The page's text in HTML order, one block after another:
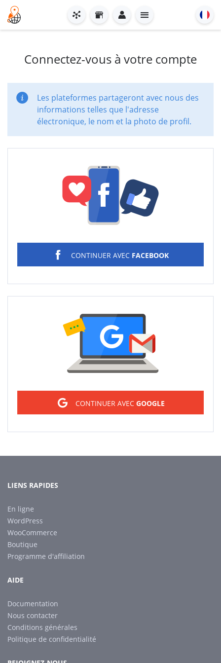
Connectez-vous à votre compte
Les plateformes partageront avec nous des
informations telles que l'adresse
électronique, le nom et la photo de profil.
CONTINUER AVEC FACEBOOK
CONTINUER AVEC GOOGLE
LIENS RAPIDES
En ligne
WordPress
WooCommerce
Boutique
Programme d'affiliation
AIDE
Documentation
Nous contacter
Conditions générales
Politique de confidentialité